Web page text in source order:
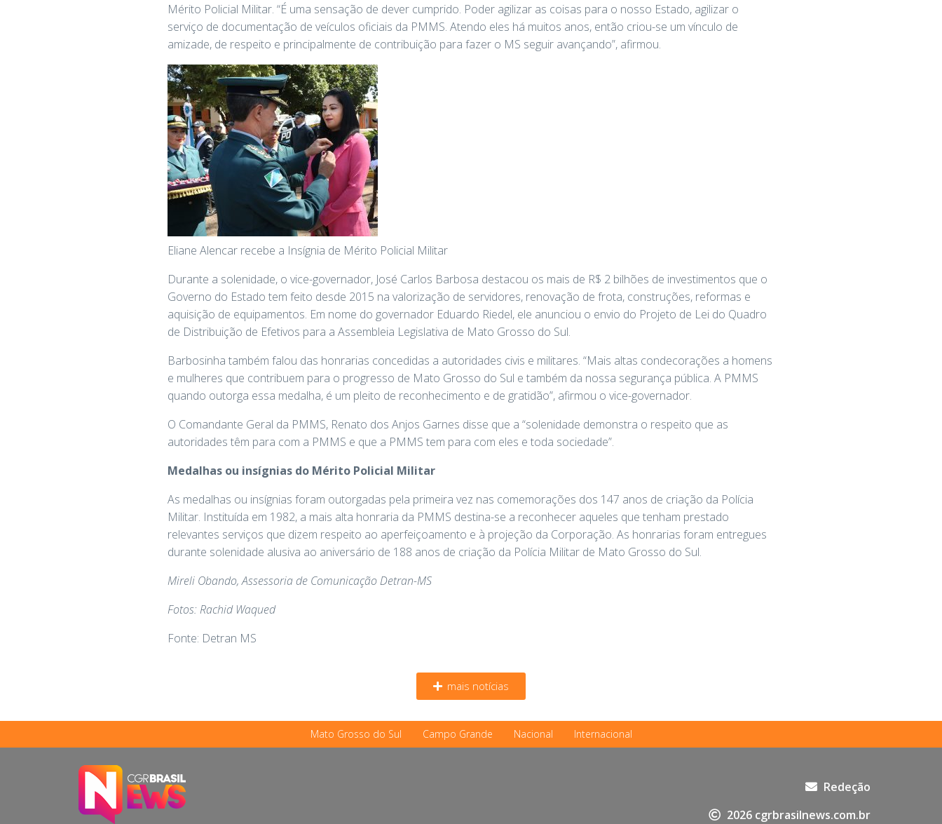
Mérito Policial Militar. “É uma sensação de dever cumprido. Poder agilizar as coisas para o nosso Estado, agilizar o
serviço de documentação de veículos oficiais da PMMS. Atendo eles há muitos anos, então criou-se um vínculo de
amizade, de respeito e principalmente de contribuição para fazer o MS seguir avançando”, afirmou.
Eliane Alencar recebe a Insígnia de Mérito Policial Militar
Durante a solenidade, o vice-governador, José Carlos Barbosa destacou os mais de R$ 2 bilhões de investimentos que o
Governo do Estado tem feito desde 2015 na valorização de servidores, renovação de frota, construções, reformas e
aquisição de equipamentos. Em nome do governador Eduardo Riedel, ele anunciou o envio do Projeto de Lei do Quadro
de Distribuição de Efetivos para a Assembleia Legislativa de Mato Grosso do Sul.
Barbosinha também falou das honrarias concedidas a autoridades civis e militares. “Mais altas condecorações a homens
e mulheres que contribuem para o progresso de Mato Grosso do Sul e também da nossa segurança pública. A PMMS
quando outorga essa medalha, é um pleito de reconhecimento e de gratidão”, afirmou o vice-governador.
O Comandante Geral da PMMS, Renato dos Anjos Garnes disse que a “solenidade demonstra o respeito que as
autoridades têm para com a PMMS e que a PMMS tem para com eles e toda sociedade”.
Medalhas ou insígnias do Mérito Policial Militar
As medalhas ou insígnias foram outorgadas pela primeira vez nas comemorações dos 147 anos de criação da Polícia
Militar. Instituída em 1982, a mais alta honraria da PMMS destina-se a reconhecer aqueles que tenham prestado
relevantes serviços que dizem respeito ao aperfeiçoamento e à projeção da Corporação. As honrarias foram entregues
durante solenidade alusiva ao aniversário de 188 anos de criação da Polícia Militar de Mato Grosso do Sul.
Mireli Obando, Assessoria de Comunicação Detran-MS
Fotos: Rachid Waqued
Fonte: Detran MS
mais notícias
Mato Grosso do Sul Campo Grande Nacional Internacional
Redeção
2026 cgrbrasilnews.com.br